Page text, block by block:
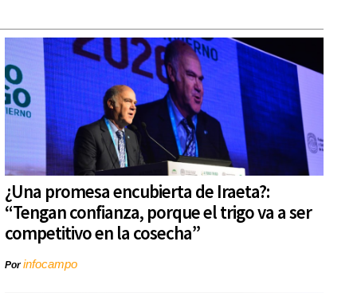
¿Una promesa encubierta de Iraeta?:
“Tengan confianza, porque el trigo va a ser
competitivo en la cosecha”
Porinfocampo